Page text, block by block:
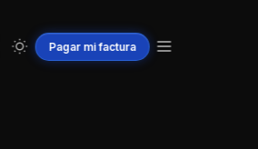
Pagarmifactura